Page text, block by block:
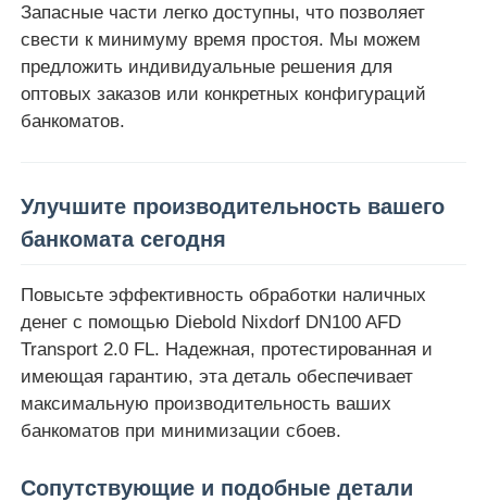
Запасные части легко доступны, что позволяет
свести к минимуму время простоя. Мы можем
предложить индивидуальные решения для
оптовых заказов или конкретных конфигураций
банкоматов.
Улучшите производительность вашего
банкомата сегодня
Повысьте эффективность обработки наличных
денег с помощью Diebold Nixdorf DN100 AFD
Transport 2.0 FL. Надежная, протестированная и
имеющая гарантию, эта деталь обеспечивает
максимальную производительность ваших
банкоматов при минимизации сбоев.
Сопутствующие и подобные детали